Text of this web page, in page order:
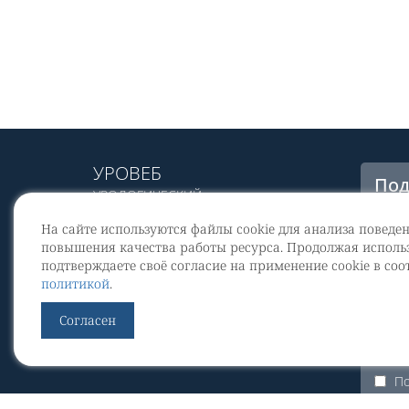
На сайте используются файлы cookie для анализа
повышения качества работы ресурса. Продолжая
подтверждаете своё согласие на применение cookie в
политикой.
Согласен
УРОВЕБ
УРОЛОГИЧЕСКИЙ
© 2002 - 2026
МЕДИАКИТ 2023